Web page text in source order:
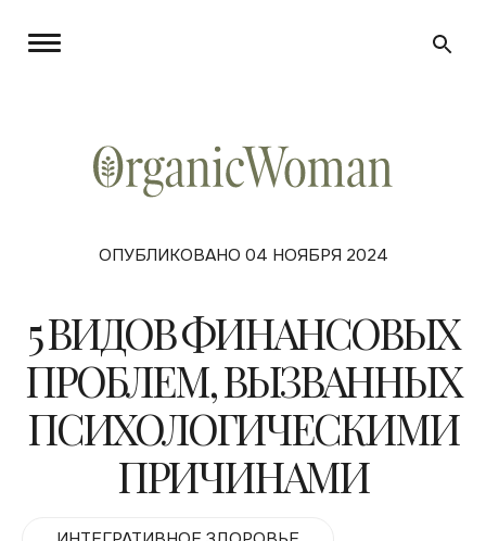
ОПУБЛИКОВАНО 04 НОЯБРЯ 2024
5 ВИДОВ ФИНАНСОВЫХ
ПРОБЛЕМ, ВЫЗВАННЫХ
ПСИХОЛОГИЧЕСКИМИ
ПРИЧИНАМИ